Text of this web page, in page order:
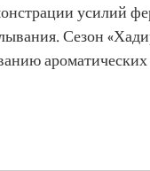
усилий
Сезон
ароматических